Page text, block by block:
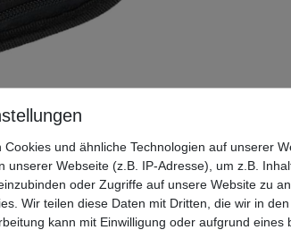
Cookies und ähnliche Technologien auf unserer
unserer Webseite (z.B. IP-Adresse), um z.B.
oder Zugriffe auf unsere Website zu
Wir teilen diese Daten mit Dritten, die wir in
kann mit Einwilligung oder aufgrund